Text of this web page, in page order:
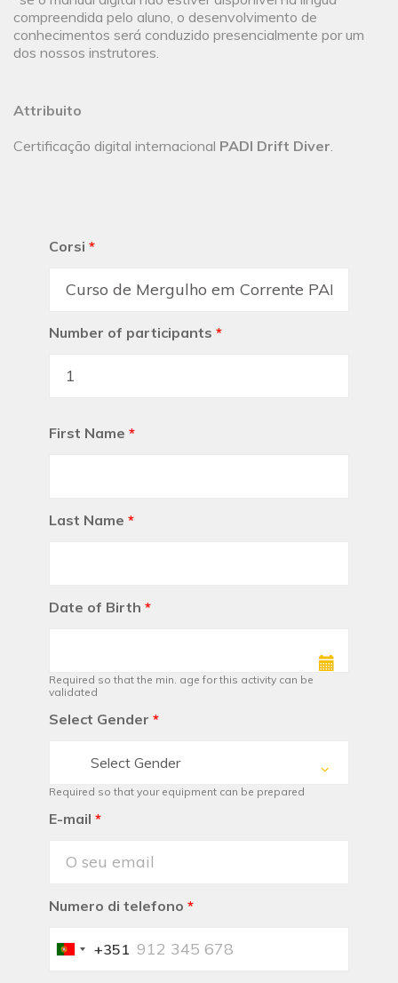
compreendida pelo aluno, o desenvolvimento de
conhecimentos será conduzido presencialmente por um
dos nossos instrutores.
Attribuito
Certificação digital internacional PADI Drift Diver.
Corsi *
Number of participants *
First Name *
Last Name *
Date of Birth *
Required so that the min. age for this activity can be
validated
Select Gender *
Select Gender
Required so that your equipment can be prepared
E-mail *
Numero di telefono *
Portugal
+351